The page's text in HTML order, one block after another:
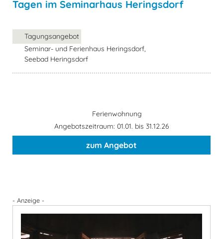
Tagen im Seminarhaus Heringsdorf
Tagungsangebot
Seminar- und Ferienhaus Heringsdorf,
Seebad Heringsdorf
Ferienwohnung
Angebotszeitraum: 01.01. bis 31.12.26
zum Angebot
- Anzeige -